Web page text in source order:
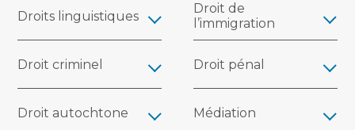
Droits linguistiques
Droit de
l’immigration
Droit criminel Droit pénal
Droit autochtone Médiation